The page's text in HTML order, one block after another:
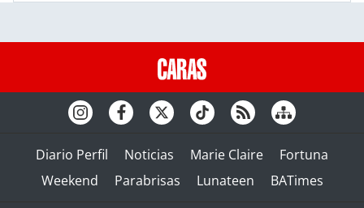
Diario Perfil Noticias Marie Claire
Fortuna
Weekend
Parabrisas Lunateen BATimes